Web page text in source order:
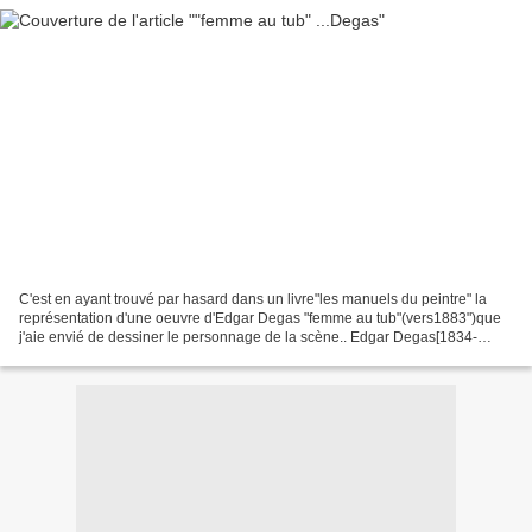
C'est en ayant trouvé par hasard dans un livre"les manuels du peintre" la
représentation d'une oeuvre d'Edgar Degas "femme au tub"(vers1883")que
j'aie envié de dessiner le personnage de la scène.. Edgar Degas[1834-